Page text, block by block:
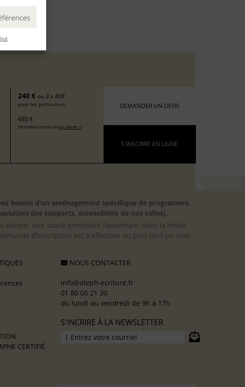
240 € ou 3 x 80€
pour les particuliers
480 €
formation continue (en savoir +)
DEMANDER UN DEVIS
S'INSCRIRE EN LIGNE
besoin d’un aménagement spécifique de programme,
des supports, accessibilité de nos salles).
dernier jour ouvré précédant l’ouverture, dans la limite
d’inscription est à effectuer au plus tard un mois
CERTIFIÉ
NOUS CONTACTER
info@aleph-ecriture.fr
01 80 05 21 30
du lundi au vendredi de 9h à 17h
S'INCRIRE À LA NEWSLETTER